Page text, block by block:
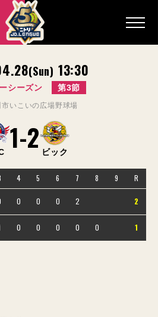
(Sun) 13:30
シーズン 第3節
市いこいの広場野球場
1-2 ビック
4 5 6 7 8 9 R
0 0 0 2 2
0 0 0 0 0 1